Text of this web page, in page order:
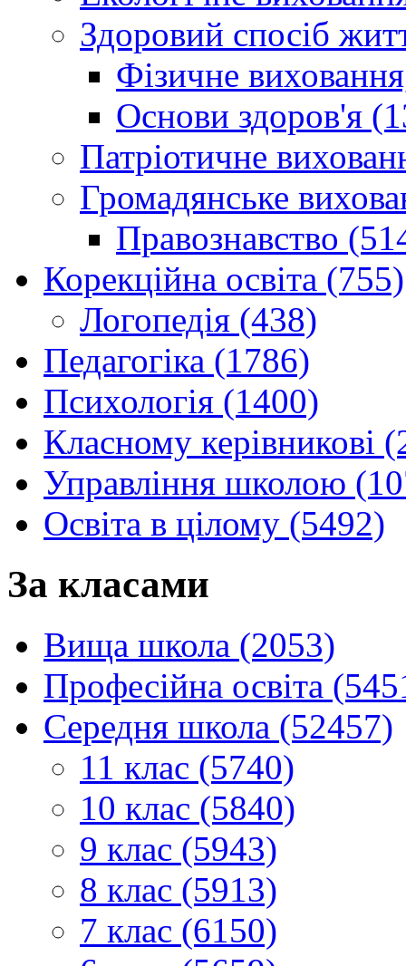
Здоровий спосіб
Фізичне
Основи здоров'я
Патріотичне
Громадянське
Правознавство
Корекційна освіта (755)
Логопедія (438)
Педагогіка (1786)
Психологія (1400)
Класному керівникові
Управління школою
Освіта в цілому (5492)
За класами
Вища школа (2053)
Професійна освіта
Середня школа (52457)
11 клас (5740)
10 клас (5840)
9 клас (5943)
8 клас (5913)
7 клас (6150)